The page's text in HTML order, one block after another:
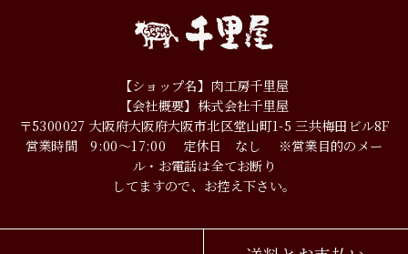
【ショップ名】肉工房千里屋
【会社概要】株式会社千里屋
〒5300027 大阪府大阪府大阪市北区堂山町1-5 三共梅田ビル8F
営業時間 9:00～17:00
定休日 なし
※営業目的のメー
ル・お電話は全てお断り
してますので、お控え下さい。